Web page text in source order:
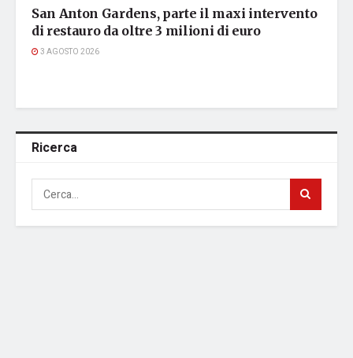
San Anton Gardens, parte il maxi intervento
di restauro da oltre 3 milioni di euro
3 AGOSTO 2026
Ricerca